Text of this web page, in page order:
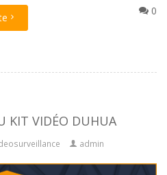
0
KIT VIDÉO DUHUA
admin